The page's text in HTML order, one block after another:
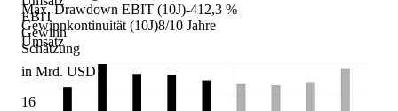
Max. Drawdown EBIT (10J)-412,3 %
Gewinnkontinuität (10J)8/10 Jahre
Umsatz
in Mrd. USD
16
EBIT
Gewinn
Schätzung